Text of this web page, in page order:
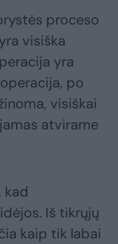
proceso
visiška
yra
po
visiškai
atvirame
kad
Iš tikrųjų
kaip tik labai